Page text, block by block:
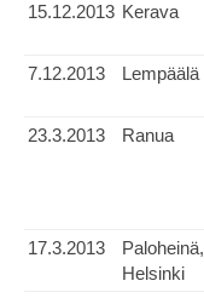
15.12.2013 Kerava
7.12.2013
Lempäälä
23.3.2013 Ranua
17.3.2013
Paloheinä,
Helsinki